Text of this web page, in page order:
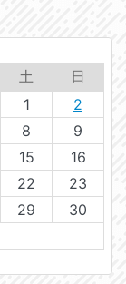
土
日
1
2
8
9
15
16
22
23
29
30